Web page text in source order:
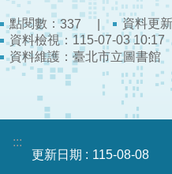
絡
資
訊
相
關
連
點閱數：337
資料更
資料檢視：115-07-03 10:17
資料維護：臺北市立圖書館
:::
更新日期
115-08-08